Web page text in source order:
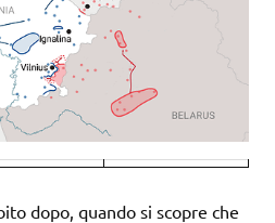
dopo, quando si scopre che